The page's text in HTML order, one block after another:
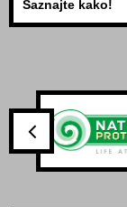
Saznajte kako!